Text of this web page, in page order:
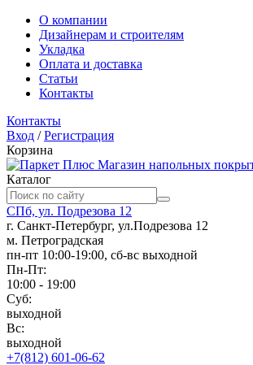
О компании
Дизайнерам и строителям
Укладка
Оплата и доставка
Статьи
Контакты
Контакты
Вход /Регистрация
Корзина
Магазин напольных
Каталог
СПб, ул. Подрезова 12
г. Санкт-Петербург, ул.Подрезова 12
м. Петроградская
пн-пт 10:00-19:00, сб-вс выходной
Пн-Пт:
10:00 - 19:00
Суб:
выходной
Вс:
выходной
+7(812) 601-06-62